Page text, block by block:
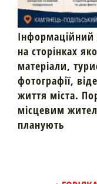
Інформаційний
на сторінках
матеріали,
фотографії,
життя міста.
місцевим
планують